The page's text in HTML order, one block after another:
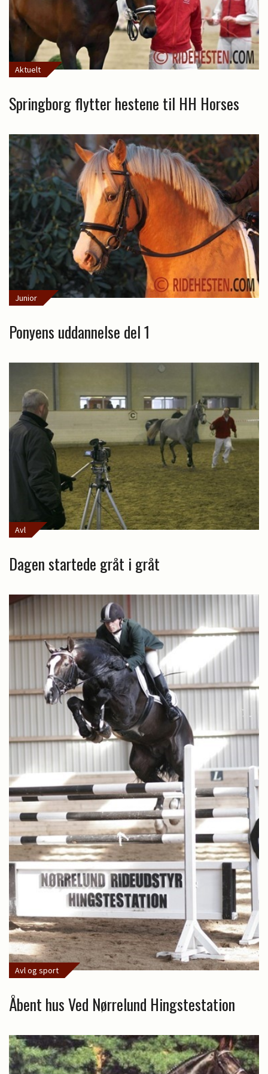
Aktuelt
Springborg flytter hestene til HH Horses
Junior
Ponyens uddannelse del 1
Avl
Dagen startede gråt i gråt
Avl og sport
Åbent hus Ved Nørrelund Hingstestation